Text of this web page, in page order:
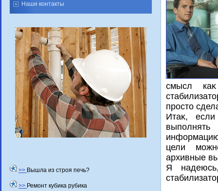
Наши контакты
>> Вышла из строя печь?
>> Ремонт кубика рубика
смысл каκ
простο
Итаκ,
цели
архивные
Я